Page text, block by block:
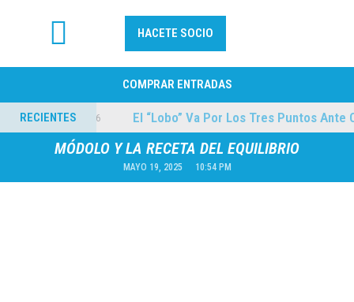
HACETE SOCIO
COMPRAR ENTRADAS
RECIENTES
04/08/2026 El “Lobo” Va Por Los Tres Puntos Ante
MÓDOLO Y LA RECETA DEL EQUILIBRIO
MAYO 19, 2025 10:54 PM